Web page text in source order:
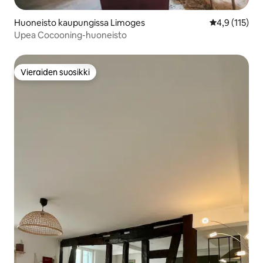
Huoneisto kaupungissa Limoges
4,9 (115)
Upea Cocooning-huoneisto
Vieraiden suosikki
Vieraiden suosikki